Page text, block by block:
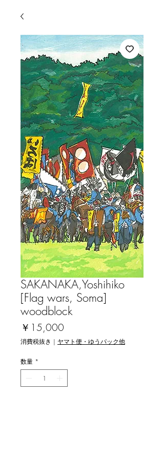
SAKANAKA,Yoshihiko
[Flag wars, Soma]
woodblock
￥15,000
格
消費税抜き | ヤマト便・ゆうパック他
数量 *